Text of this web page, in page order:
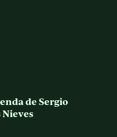
de Sergio